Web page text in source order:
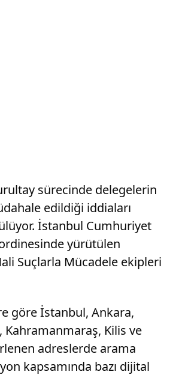
sürecinde delegelerin
edildiği iddiaları
İstanbul Cumhuriyet
yürütülen
Suçlarla Mücadele ekipleri
göre İstanbul, Ankara,
Kahramanmaraş, Kilis ve
adreslerde arama
kapsamında bazı dijital